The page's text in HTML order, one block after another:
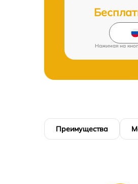
Нажимая на
Преимущества